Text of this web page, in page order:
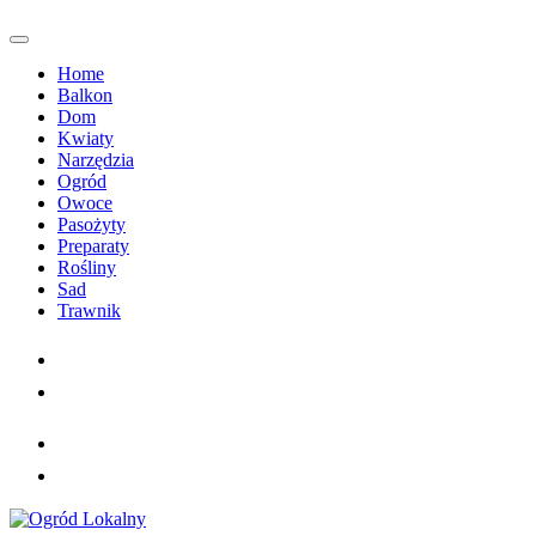
Home
Balkon
Dom
Kwiaty
Narzędzia
Ogród
Owoce
Pasożyty
Preparaty
Rośliny
Sad
Trawnik